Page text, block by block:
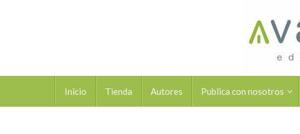
Inicio Tienda Autores Publica con nosotros